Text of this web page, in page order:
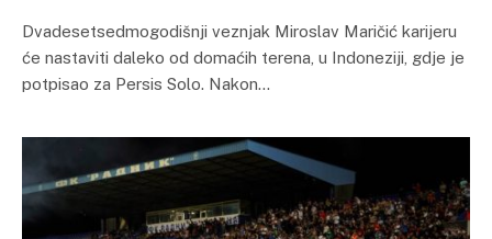
Dvadesetsedmogodišnji veznjak Miroslav Maričić karijeru
će nastaviti daleko od domaćih terena, u Indoneziji, gdje je
potpisao za Persis Solo. Nakon…